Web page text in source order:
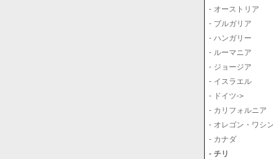
- オーストリア
- ブルガリア
- ハンガリー
- ルーマニア
- ジョージア
- イスラエル
- ドイツ->
- カリフォルニア
- オレゴン・ワシ
- カナダ
- チリ